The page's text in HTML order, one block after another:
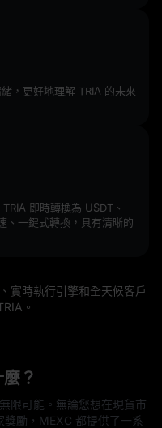
，更好地理解 TRIA 的未來
即時轉換為 USDT、
、一鍵式轉換，具有清晰的
實時執行引擎和全天候客戶
。
？
限可能。無論您想在現貨市
勵，MEXC 都提供了一系